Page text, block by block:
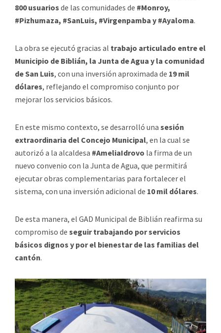
800 usuarios de las comunidades de #Monroy,
#Pizhumaza, #SanLuis, #Virgenpamba y #Ayaloma.
La obra se ejecutó gracias al trabajo articulado entre el
Municipio de Biblián, la Junta de Agua y la comunidad
de San Luis, con una inversión aproximada de 19 mil
dólares, reflejando el compromiso conjunto por
mejorar los servicios básicos.
En este mismo contexto, se desarrolló una sesión
extraordinaria del Concejo Municipal, en la cual se
autorizó a la alcaldesa #AmeliaIdrovo la firma de un
nuevo convenio con la Junta de Agua, que permitirá
ejecutar obras complementarias para fortalecer el
sistema, con una inversión adicional de 10 mil dólares.
De esta manera, el GAD Municipal de Biblián reafirma su
compromiso de seguir trabajando por servicios
básicos dignos y por el bienestar de las familias del
cantón.